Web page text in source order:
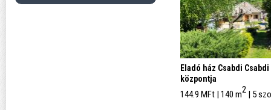
Eladó ház Csabdi Csabdi
központja
144.9 MFt | 140 m2| 5